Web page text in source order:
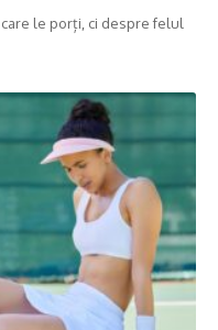
le porți, ci despre felul